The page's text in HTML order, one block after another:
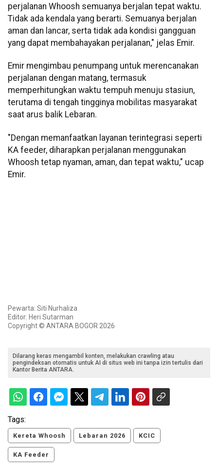
perjalanan Whoosh semuanya berjalan tepat waktu.
Tidak ada kendala yang berarti. Semuanya berjalan
aman dan lancar, serta tidak ada kondisi gangguan
yang dapat membahayakan perjalanan," jelas Emir.
Emir mengimbau penumpang untuk merencanakan
perjalanan dengan matang, termasuk
memperhitungkan waktu tempuh menuju stasiun,
terutama di tengah tingginya mobilitas masyarakat
saat arus balik Lebaran.
"Dengan memanfaatkan layanan terintegrasi seperti
KA feeder, diharapkan perjalanan menggunakan
Whoosh tetap nyaman, aman, dan tepat waktu," ucap
Emir.
Pewarta: Siti Nurhaliza
Editor: Heri Sutarman
Copyright © ANTARA BOGOR 2026
Dilarang keras mengambil konten, melakukan crawling atau
pengindeksan otomatis untuk AI di situs web ini tanpa izin tertulis dari
Kantor Berita ANTARA.
Tags:
Kereta Whoosh Lebaran 2026 KCIC
KA Feeder